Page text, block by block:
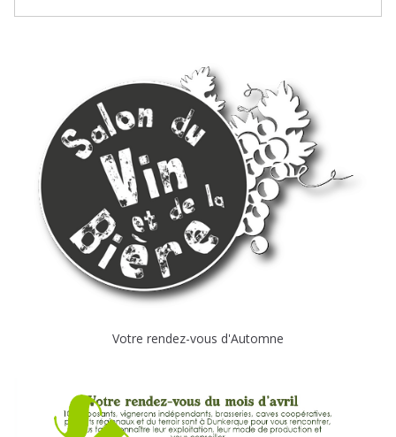
Votre rendez-vous d'Automne